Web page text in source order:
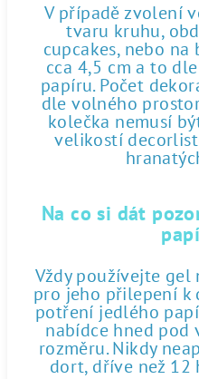
V případě zvolení
tvaru kruhu,
cupcakes, nebo
cca 4,5 cm a to
papíru. Počet
dle volného
kolečka nemusí
velikostí
Na co si dát
Vždy používejte
pro jeho přilepení
potření jedlého
nabídce hned pod
rozměru. Nikdy
dort, dříve než 12